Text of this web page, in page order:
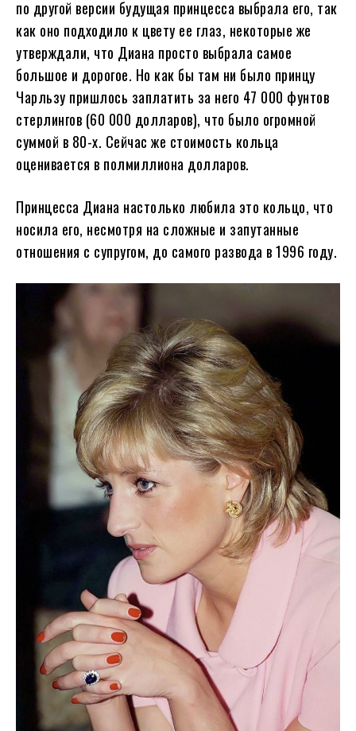
по другой версии будущая принцесса выбрала его, так
как оно подходило к цвету ее глаз, некоторые же
утверждали, что Диана просто выбрала самое
большое и дорогое. Но как бы там ни было принцу
Чарльзу пришлось заплатить за него 47 000 фунтов
стерлингов (60 000 долларов), что было огромной
суммой в 80-х. Сейчас же стоимость кольца
оценивается в полмиллиона долларов.
Принцесса Диана настолько любила это кольцо, что
носила его, несмотря на сложные и запутанные
отношения с супругом, до самого развода в 1996 году.